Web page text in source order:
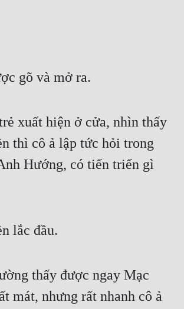
gõ và mở ra.
xuất hiện ở cửa, nhìn thấy
thì cô ả lập tức hỏi trong
Hướng, có tiến triển gì
lắc đầu.
thấy được ngay Mạc
mát, nhưng rất nhanh cô ả